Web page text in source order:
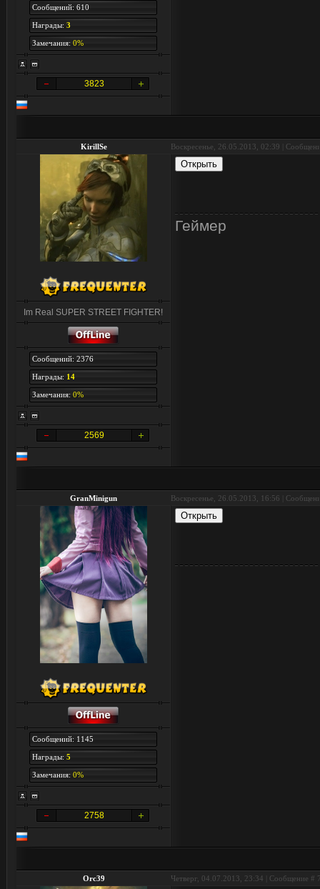
Сообщений: 610
Награды: 3
Замечания: 0%
3823
KirillSe Воскресенье, 26.05.2013, 02:39 |
Im Real SUPER STREET FIGHTER!
Сообщений: 2376
Награды: 14
Замечания: 0%
2569
Геймер
GranMinigun Воскресенье, 26.05.2013, 16:56 |
Сообщений: 1145
Награды: 5
Замечания: 0%
2758
Orc39 Четверг, 04.07.2013, 23:34 | Сообщение #